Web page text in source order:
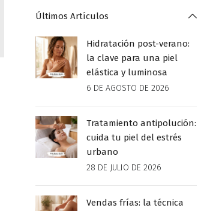
Últimos Artículos
Hidratación post-verano:
la clave para una piel
elástica y luminosa
6 DE AGOSTO DE 2026
Tratamiento antipolución:
cuida tu piel del estrés
urbano
28 DE JULIO DE 2026
Vendas frías: la técnica